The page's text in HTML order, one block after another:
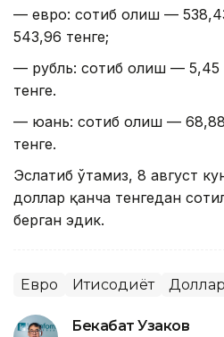
— евро: сотиб олиш —
543,96 тенге;
— рубль: сотиб олиш — 5,45
тенге.
— юань: сотиб олиш —
тенге.
Эслатиб ўтамиз, 8 август
доллар қанча тенгедан
берган эдик.
Евро Иқтисодиёт Доллар
Бекабат Узаков